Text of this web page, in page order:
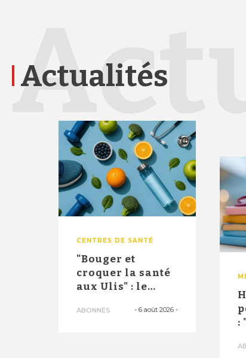
Actualités
CENTRES DE SANTÉ
"Bouger et
croquer la santé
aux Ulis" : le
innovant d'un
ABONNÉS - 6 août 2026-
: